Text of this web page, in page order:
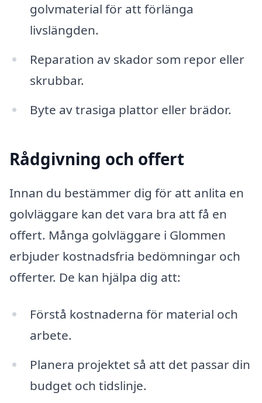
golvmaterial för att förlänga
livslängden.
Reparation av skador som repor eller
skrubbar.
Byte av trasiga plattor eller brädor.
Rådgivning och offert
Innan du bestämmer dig för att anlita en
golvläggare kan det vara bra att få en
offert. Många golvläggare i Glommen
erbjuder kostnadsfria bedömningar och
offerter. De kan hjälpa dig att:
Förstå kostnaderna för material och
arbete.
Planera projektet så att det passar din
budget och tidslinje.